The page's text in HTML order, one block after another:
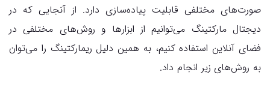
صورت‌های مختلفی قابلیت پیاده‌سازی دارد. از آنجایی که در
دیجتال مارکتینگ می‌توانیم از ابزارها و روش‌های مختلفی در
فضای آنلاین استفاده کنیم، به همین دلیل ریمارکتینگ را می‌توان
به روش‌های زیر انجام داد.